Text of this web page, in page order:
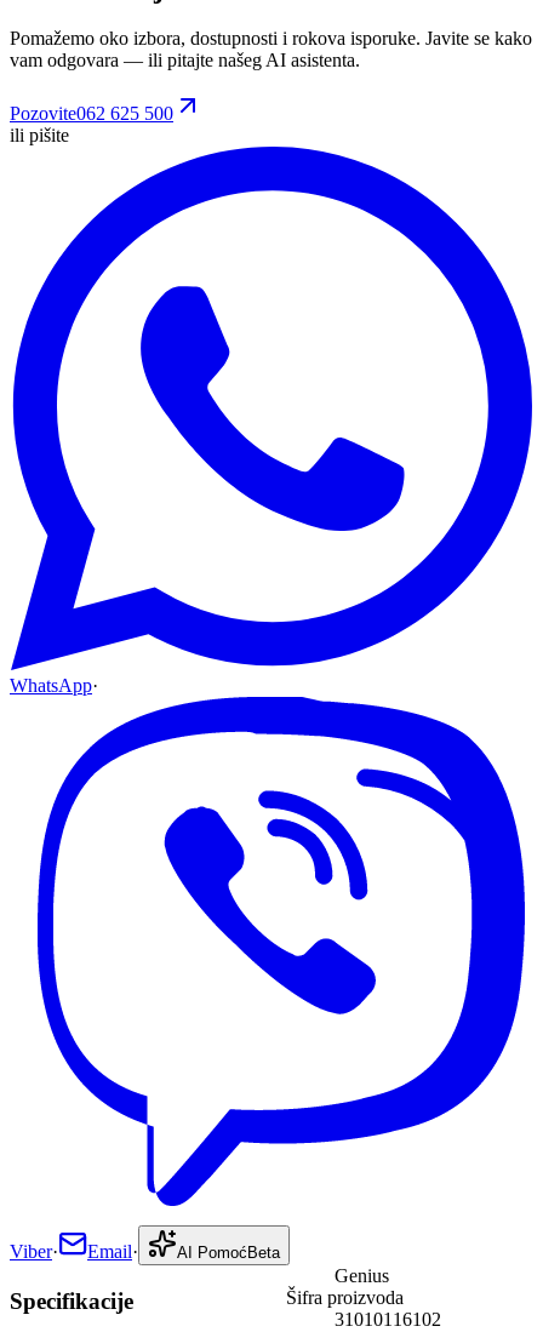
Pomažemo oko izbora, dostupnosti i rokova isporuke. Javite se kako
vam odgovara — ili pitajte našeg AI asistenta.
Pozovite062 625 500
ili pišite
WhatsApp·
Viber· Email· AI Pomoć Beta
Specifikacije
Genius
Šifra proizvoda
31010116102